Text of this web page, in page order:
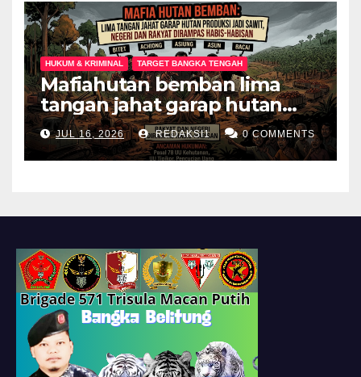
HUKUM & KRIMINAL TARGET BANGKA TENGAH
Mafiahutan bemban lima
tangan jahat garap hutan
produksi jadi perkebunan
sawit negeri dan rakyat
dirampas habis habisan
JUL 16, 2026 REDAKSI1 0 COMMENTS